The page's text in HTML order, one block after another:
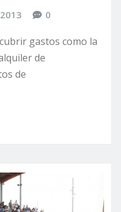
0
gastos como la
de
de